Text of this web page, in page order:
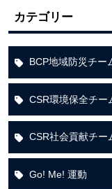
カテゴリー
BCP地域防災チー
CSR環境保全チー
CSR社会貢献チー
Go! Me! 運動